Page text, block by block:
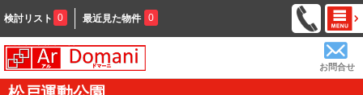
検討リスト 0 最近見た物件 0
お問合せ